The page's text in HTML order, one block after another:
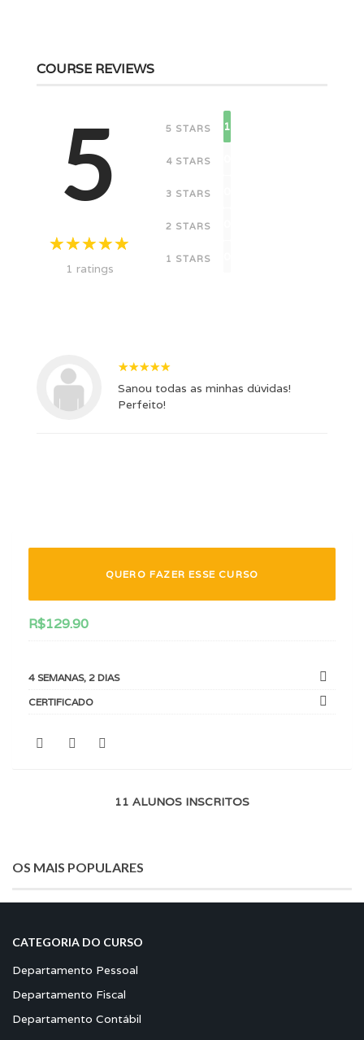
COURSE REVIEWS
5
1 ratings
5 STARS 1
4 STARS
3 STARS
2 STARS
1 STARS
Sanou todas as minhas dúvidas!
Perfeito!
QUERO FAZER ESSE CURSO
R$129.90
4 SEMANAS, 2 DIAS
CERTIFICADO
11 ALUNOS INSCRITOS
OS MAIS POPULARES
CATEGORIA DO CURSO
Departamento Pessoal
Departamento Fiscal
Departamento Contábil